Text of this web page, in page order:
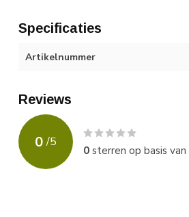
Specificaties
Artikelnummer
Reviews
0 /5
0sterren op basis van